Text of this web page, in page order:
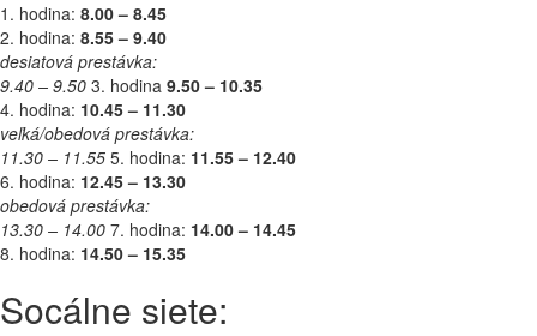
1. hodina: 8.00 – 8.45
2. hodina: 8.55 – 9.40
desiatová prestávka:
9.40 – 9.50 3. hodina 9.50 – 10.35
4. hodina: 10.45 – 11.30
veľká/obedová prestávka:
11.30 – 11.55 5. hodina: 11.55 – 12.40
6. hodina: 12.45 – 13.30
obedová prestávka:
13.30 – 14.00 7. hodina: 14.00 – 14.45
8. hodina: 14.50 – 15.35
Socálne siete: